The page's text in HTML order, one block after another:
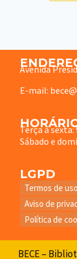
Avenida
E-mail:
Terça à sexta:
Sábado e
LGPD
Termos de uso
Aviso de
Política de
BECE –